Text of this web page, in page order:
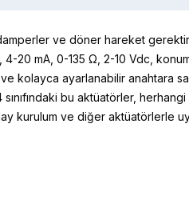
ve döner hareket
4-20 mA, 0-135 Ω, 2-10 Vdc,
kolayca ayarlanabilir anahtara
bu aktüatörler,
kurulum ve diğer aktüatörlerle